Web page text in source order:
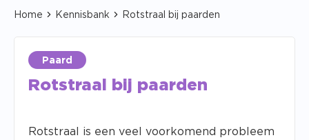
Home Kennisbank Rotstraal bij paarden
Paard
Rotstraal bij paarden
Rotstraal is een veel voorkomend probleem